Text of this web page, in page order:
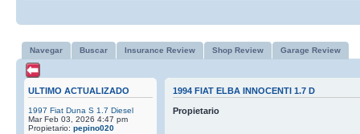
Navegar Buscar Insurance Review Shop Review Garage Review
ULTIMO ACTUALIZADO
1997 Fiat Duna S 1.7 Diesel
Mar Feb 03, 2026 4:47 pm
Propietario: pepino020
1994 FIAT ELBA INNOCENTI 1.7 D
Propietario